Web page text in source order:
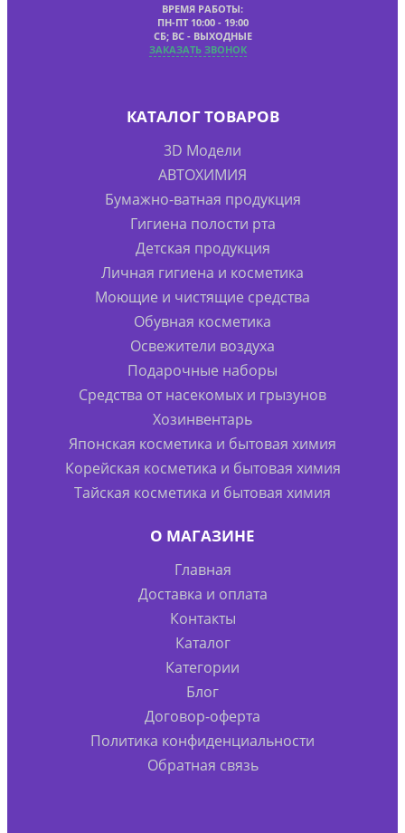
ВРЕМЯ РАБОТЫ:
ПН-ПТ 10:00 - 19:00
СБ; ВС - ВЫХОДНЫЕ
ЗАКАЗАТЬ ЗВОНОК
КАТАЛОГ ТОВАРОВ
3D Модели
АВТОХИМИЯ
Бумажно-ватная продукция
Гигиена полости рта
Детская продукция
Личная гигиена и косметика
Моющие и чистящие средства
Обувная косметика
Освежители воздуха
Подарочные наборы
Средства от насекомых и грызунов
Хозинвентарь
Японская косметика и бытовая химия
Корейская косметика и бытовая химия
Тайская косметика и бытовая химия
О МАГАЗИНЕ
Главная
Доставка и оплата
Контакты
Каталог
Категории
Блог
Договор-оферта
Политика конфиденциальности
Обратная связь